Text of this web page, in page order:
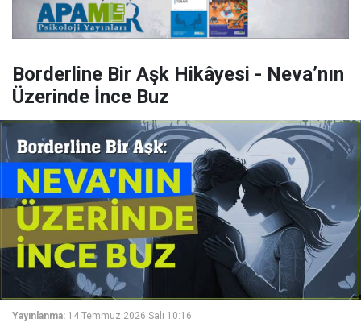
Borderline Bir Aşk Hikâyesi - Neva’nın
Üzerinde İnce Buz
Yayınlanma: 14 Temmuz 2026 Salı 10:16